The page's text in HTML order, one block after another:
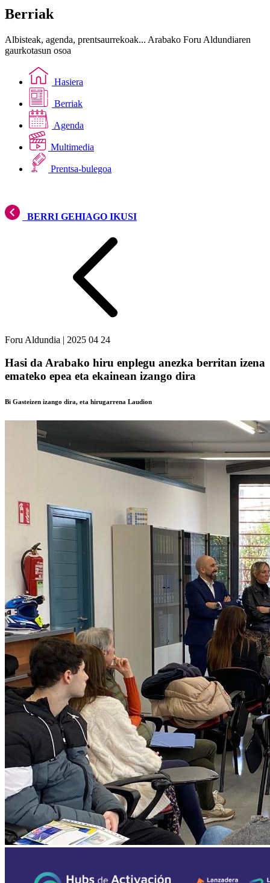
Berriak
Albisteak, agenda, prentsaurrekoak... Arabako Foru Aldundiaren
gaurkotasun osoa
Hasiera
Berriak
Agenda
Multimedia
Prentsa-bulegoa
BERRI GEHIAGO IKUSI
Foru Aldundia | 2025 04 24
Hasi da Arabako hiru enplegu anezka berritan izena
emateko epea eta ekainean izango dira
Bi Gasteizen izango dira, eta hirugarrena Laudion